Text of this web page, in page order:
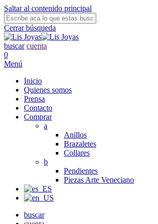
Saltar al contenido principal
Cerrar búsqueda
buscar cuenta
0
Menú
Inicio
Quienes somos
Prensa
Contacto
Comprar
a
Anillos
Brazaletes
Collares
b
Pendientes
Piezas Arte Veneciano
buscar